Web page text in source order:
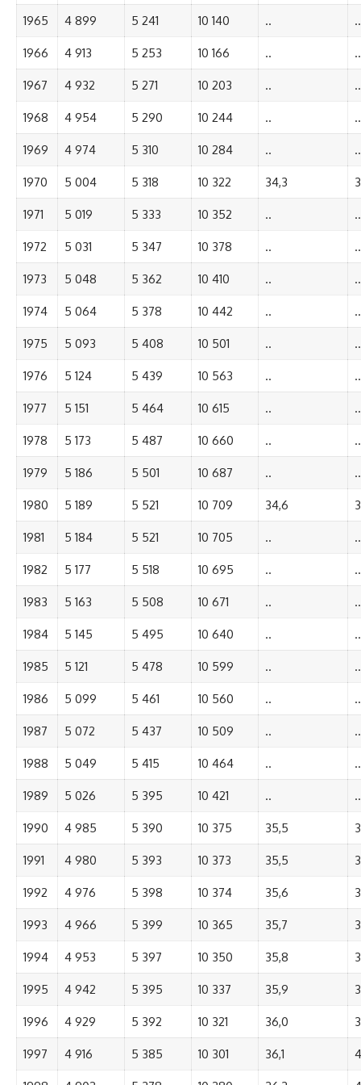
1965 4 899 5 241 10 140 .. ..
1966 4 913 5 253 10 166 .. ..
1967 4 932 5 271 10 203 .. ..
1968 4 954 5 290 10 244 .. ..
1969 4 974 5 310 10 284 .. ..
1970 5 004 5 318 10 322 34,3
1971 5 019 5 333 10 352 .. ..
1972 5 031 5 347 10 378 .. ..
1973 5 048 5 362 10 410 .. ..
1974 5 064 5 378 10 442 .. ..
1975 5 093 5 408 10 501 .. ..
1976 5 124 5 439 10 563 .. ..
1977 5 151 5 464 10 615 .. ..
1978 5 173 5 487 10 660 .. ..
1979 5 186 5 501 10 687 .. ..
1980 5 189 5 521 10 709 34,6
1981 5 184 5 521 10 705 .. ..
1982 5 177 5 518 10 695 .. ..
1983 5 163 5 508 10 671 .. ..
1984 5 145 5 495 10 640 .. ..
1985 5 121 5 478 10 599 .. ..
1986 5 099 5 461 10 560 .. ..
1987 5 072 5 437 10 509 .. ..
1988 5 049 5 415 10 464 .. ..
1989 5 026 5 395 10 421 .. ..
1990 4 985 5 390 10 375 35,5
1991 4 980 5 393 10 373 35,5
1992 4 976 5 398 10 374 35,6
1993 4 966 5 399 10 365 35,7
1994 4 953 5 397 10 350 35,8
1995 4 942 5 395 10 337 35,9
1996 4 929 5 392 10 321 36,0
1997 4 916 5 385 10 301 36,1